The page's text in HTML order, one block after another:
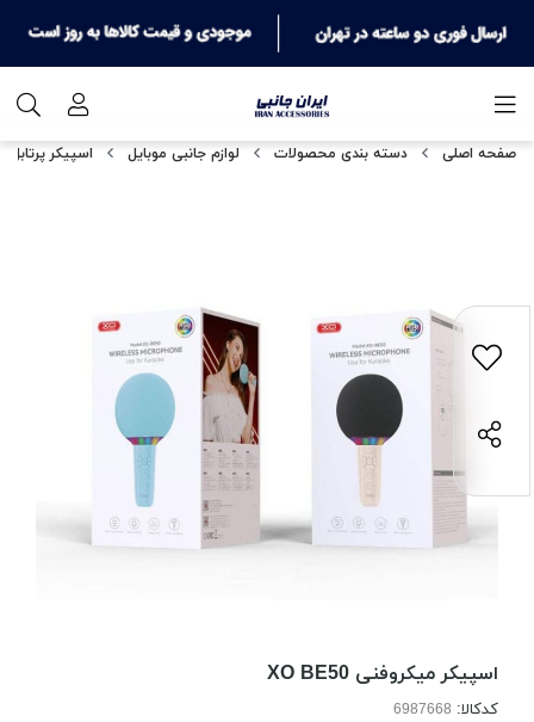
صفحه اصلی دسته بندی محصولات لوازم جانبی موبایل اسپیکر پرتابل
اسپیکر میکروفنی XO BE50
کدکالا: